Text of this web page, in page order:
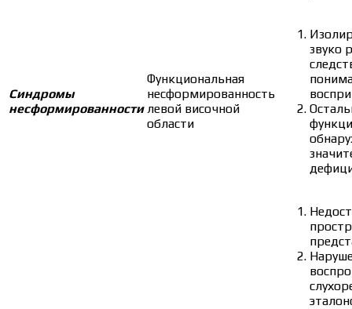
Синдромы
несформированности
Функциональная
несформированность
левой височной
области
звуко